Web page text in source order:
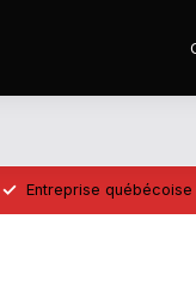
Entreprise